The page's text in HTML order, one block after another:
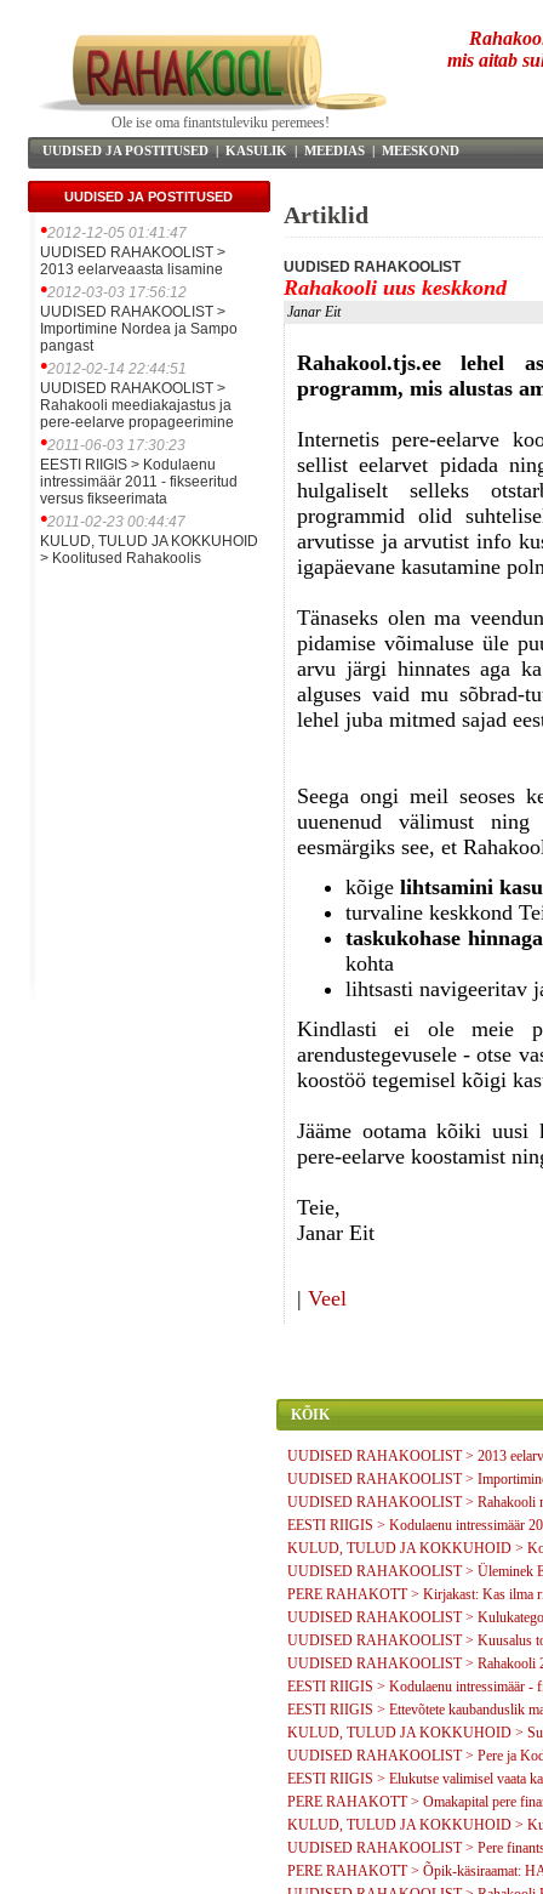
Ole ise oma finantstuleviku peremees!
mis aitab
UUDISED JA POSTITUSED | KASULIK | MEEDIAS | MEESKOND
UUDISED JA POSTITUSED
•2012-12-05 01:41:47
UUDISED RAHAKOOLIST >
2013 eelarveaasta lisamine
•2012-03-03 17:56:12
UUDISED RAHAKOOLIST >
Importimine Nordea ja Sampo
pangast
•2012-02-14 22:44:51
UUDISED RAHAKOOLIST >
Rahakooli meediakajastus ja
pere-eelarve propageerimine
•2011-06-03 17:30:23
EESTI RIIGIS > Kodulaenu
intressimäär 2011 - fikseeritud
versus fikseerimata
•2011-02-23 00:44:47
KULUD, TULUD JA KOKKUHOID
> Koolitused Rahakoolis
Artiklid
UUDISED RAHAKOOLIST
Rahakooli uus keskkond
Janar Eit
Rahakool.tjs.ee lehel
programm, mis alustas
Internetis pere-eelarve
sellist eelarvet pidada
hulgaliselt selleks
programmid olid
arvutisse ja arvutist info
igapäevane kasutamine
Tänaseks olen ma
pidamise võimaluse üle
arvu järgi hinnates aga
alguses vaid mu sõbrad-
lehel juba mitmed sajad
Seega ongi meil seoses
uuenenud välimust
eesmärgiks see, et
kõige lihtsamini
turvaline keskkond
taskukohase hinnaga
kohta
lihtsasti navigeeritav
Kindlasti ei ole meie
arendustegevusele - otse
koostöö tegemisel kõigi
Jääme ootama kõiki uusi
pere-eelarve koostamist
Teie,
Janar Eit
| Veel
KÕIK
UUDISED RAHAKOOLIST > 2013
UUDISED RAHAKOOLIST > Importimine
UUDISED RAHAKOOLIST > Rahakooli
EESTI RIIGIS > Kodulaenu intressimäär
KULUD, TULUD JA KOKKUHOID >
UUDISED RAHAKOOLIST > Üleminek
PERE RAHAKOTT > Kirjakast: Kas ilma
UUDISED RAHAKOOLIST >
UUDISED RAHAKOOLIST > Kuusalus
UUDISED RAHAKOOLIST > Rahakooli
EESTI RIIGIS > Kodulaenu intressimäär -
EESTI RIIGIS > Ettevõtete kaubanduslik
KULUD, TULUD JA KOKKUHOID >
UUDISED RAHAKOOLIST > Pere ja
EESTI RIIGIS > Elukutse valimisel vaata
PERE RAHAKOTT > Omakapital pere
KULUD, TULUD JA KOKKUHOID >
UUDISED RAHAKOOLIST > Pere
PERE RAHAKOTT > Õpik-käsiraamat: